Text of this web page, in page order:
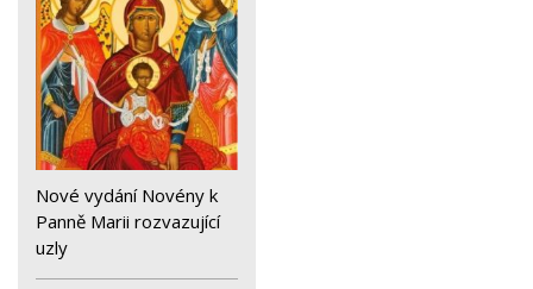
Nové vydání Novény k
Panně Marii rozvazující
uzly